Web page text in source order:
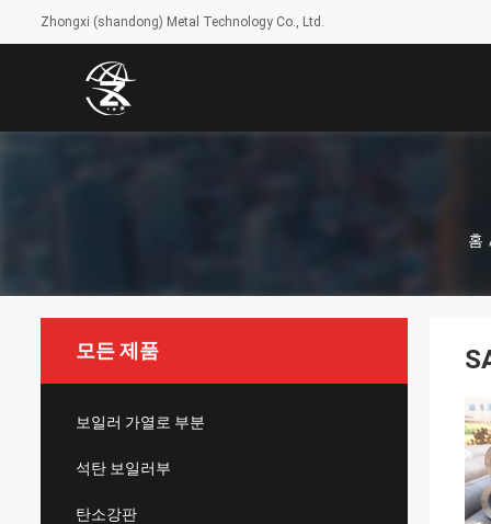
Zhongxi (shandong) Metal Technology Co., Ltd.
홈
모든 제품
보일러 가열로 부분
석탄 보일러부
탄소강판